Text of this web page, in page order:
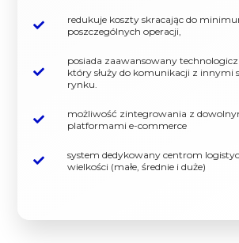
redukuje koszty skracając do
poszczególnych operacji,
posiada zaawansowany
który służy do komunikacji z innymi
rynku.
możliwość zintegrowania z
platformami e-commerce
system dedykowany centrom
wielkości (małe, średnie i duże)